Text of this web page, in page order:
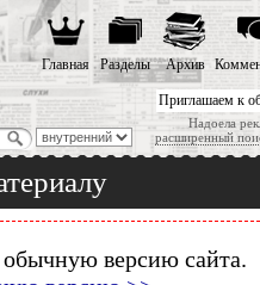
Приглашаем к
Надоела
расширенный
Главная Разделы Архив
версию сайта.